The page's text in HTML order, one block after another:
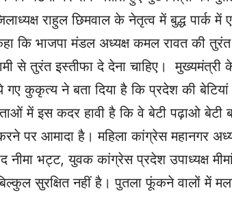
राहुल छिमवाल के नेतृत्व में बुद्ध पार्क में
कि भाजपा मंडल अध्यक्ष कमल रावत की तुरंत
से तुरंत इस्तीफा दे देना चाहिए। मुख्यमंत्री
गए कुकृत्य ने बता दिया है कि प्रदेश की
में इस कदर हावी है कि वे बेटी पढ़ाओ बेटी
पर आमादा है। महिला कांग्रेस महानगर
नीमा भट्ट, युवक कांग्रेस प्रदेश उपाध्यक्ष
सुरक्षित नहीं है। पुतला फूंकने वालों में